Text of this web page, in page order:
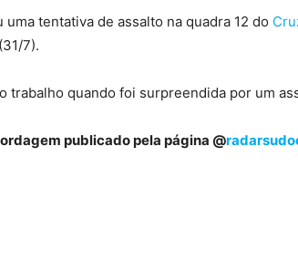
uma tentativa de assalto na quadra 12 do
7).
trabalho quando foi surpreendida por um
publicado pela página @